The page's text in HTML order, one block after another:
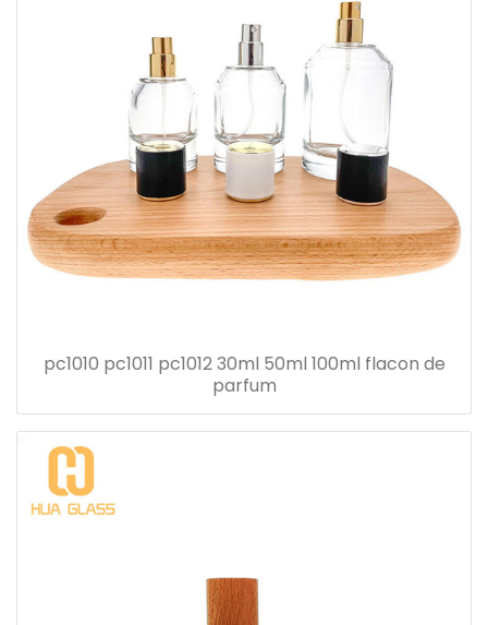
pc1010 pc1011 pc1012 30ml 50ml 100ml flacon de
parfum